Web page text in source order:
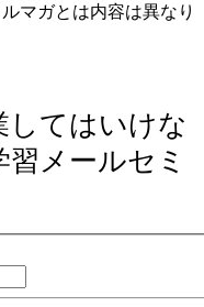
マガとは内容は異なり
してはいけな
メールセミ